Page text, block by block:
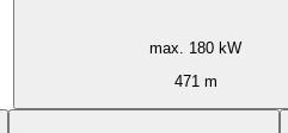
max. 180 kW
471 m